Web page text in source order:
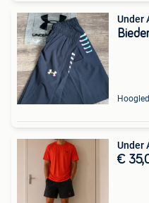
Under
Under
€